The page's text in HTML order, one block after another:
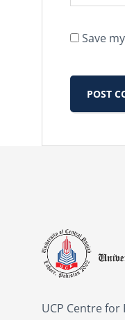
Save
UCP Centre for